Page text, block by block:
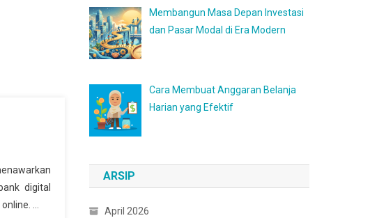
digital
…
Membangun Masa Depan Investasi
dan Pasar Modal di Era Modern
Cara Membuat Anggaran Belanja
Harian yang Efektif
ARSIP
April 2026